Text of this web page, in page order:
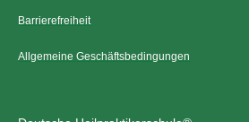
Barrierefreiheit
Allgemeine Geschäftsbedingungen